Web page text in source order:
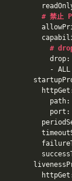
# 禁止
#
drop:
- ALL
path: